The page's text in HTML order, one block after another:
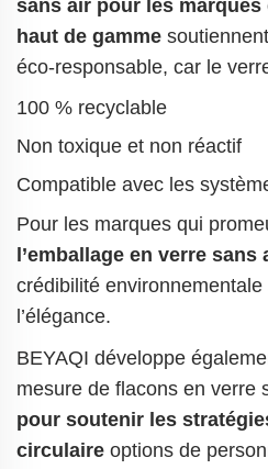
sans air pour les marques
haut de gamme
éco-responsable, car le
100 % recyclable
Non toxique et non réactif
Compatible avec les
Pour les marques qui
l’emballage en verre sans
crédibilité
l’élégance.
BEYAQI développe
mesure de flacons en verre
pour soutenir les
circulaire options de